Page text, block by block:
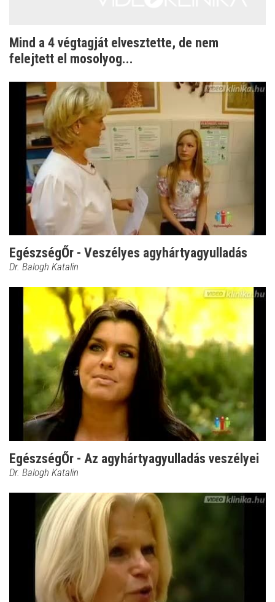
Mind a 4 végtagját elvesztette, de nem
felejtett el mosolyog...
EgészségŐr - Veszélyes agyhártyagyulladás
Dr. Balogh Katalin
EgészségŐr - Az agyhártyagyulladás veszélyei
Dr. Balogh Katalin